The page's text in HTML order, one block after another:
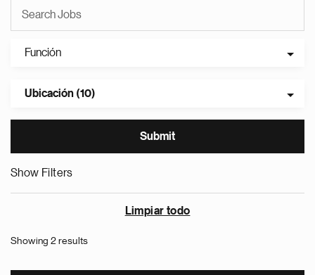
Función
Ubicación (10)
Show Filters
Limpiar todo
Showing 2 results